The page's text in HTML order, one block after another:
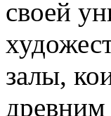
своей
залы,